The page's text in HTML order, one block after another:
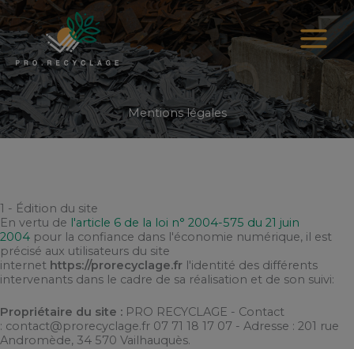
Aller
au
contenu
Mentions légales
1 - Édition du site
En vertu de l'article 6 de la loi n° 2004-575 du 21 juin
2004 pour la confiance dans l'économie numérique, il est
précisé aux utilisateurs du site
internet https://prorecyclage.fr l'identité des différents
intervenants dans le cadre de sa réalisation et de son suivi:
Propriétaire du site : PRO RECYCLAGE - Contact
: contact@prorecyclage.fr 07 71 18 17 07 - Adresse : 201 rue
Andromède, 34 570 Vailhauquès.